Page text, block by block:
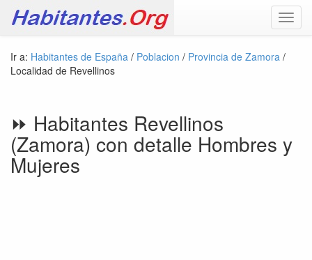
Ir a: Habitantes de España / Poblacion / Provincia de Zamora /
Localidad de Revellinos
⏩ Habitantes Revellinos
(Zamora) con detalle Hombres y
Mujeres